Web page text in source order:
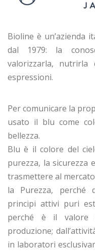
Bioline è un’azienda
dal 1979: la
valorizzarla,
espressioni.
Per comunicare la
usato il blu come
bellezza.
Blu è il colore del
purezza, la sicurezza
trasmettere al
la Purezza, perché
principi attivi puri
perché è il valore
produzione;
in laboratori